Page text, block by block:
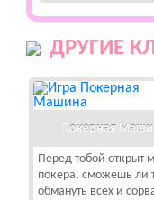
ДРУГИЕ
Покерная
Перед тобой открыт
покера, сможешь ли
обмануть всех и